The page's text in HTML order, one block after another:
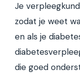
Je
zodat je weet
en als je
die goed